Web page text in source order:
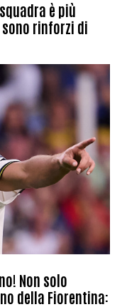
è più
rinforzi di
Non solo
della Fiorentina: